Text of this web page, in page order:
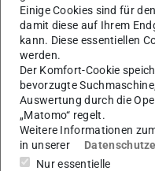
Moodle
Informationen,
ergänzende Materialien
Plattform Moodle (
Lehrveranstaltung
Einige Cookies sind für
damit diese auf Ihrem
kann. Diese essentiellen
werden.
Der Komfort-Cookie
bevorzugte
Auswertung durch die
„Matomo“ regelt.
Weitere Informationen
in unserer
Nur essentielle